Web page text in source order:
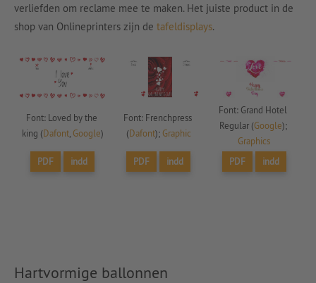
verliefden om reclame mee te maken. Het juiste product in de
shop van Onlineprinters zijn de tafeldisplays.
Font: Loved by the
king (Dafont, Google)
Font: Frenchpress
(Dafont); Graphic
Font: Grand Hotel
Regular (Google );
Graphics
PDF
indd PDF indd PDF indd
Hartvormige ballonnen